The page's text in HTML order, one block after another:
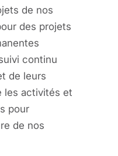
de nos
des projets
continu
de leurs
les activités et
pour
de nos